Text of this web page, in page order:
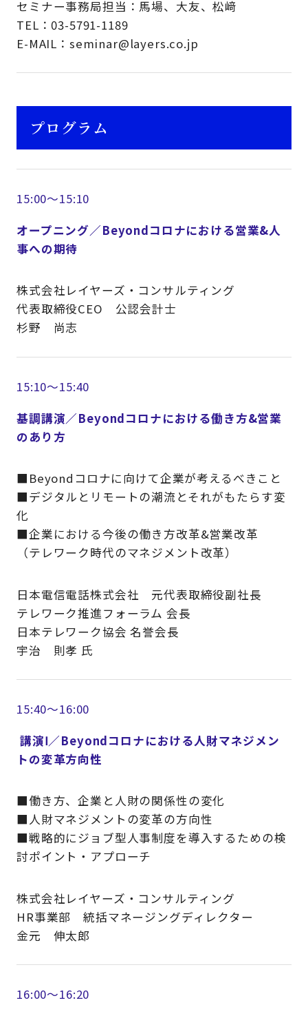
セミナー事務局担当：馬場、大友、松﨑
TEL：03-5791-1189
E-MAIL：seminar@layers.co.jp
プログラム
15:00～15:10
オープニング／Beyondコロナにおける営業&人
事への期待
株式会社レイヤーズ・コンサルティング
代表取締役CEO 公認会計士
杉野 尚志
15:10～15:40
基調講演／Beyondコロナにおける働き方&営業
のあり方
■Beyondコロナに向けて企業が考えるべきこと
■デジタルとリモートの潮流とそれがもたらす変
化
■企業における今後の働き方改革&営業改革
（テレワーク時代のマネジメント改革）
日本電信電話株式会社 元代表取締役副社長
テレワーク推進フォーラム 会長
日本テレワーク協会 名誉会長
宇治 則孝 氏
15:40～16:00
講演Ⅰ／Beyondコロナにおける人財マネジメン
トの変革方向性
■働き方、企業と人財の関係性の変化
■人財マネジメントの変革の方向性
■戦略的にジョブ型人事制度を導入するための検
討ポイント・アプローチ
株式会社レイヤーズ・コンサルティング
HR事業部 統括マネージングディレクター
金元 伸太郎
16:00～16:20